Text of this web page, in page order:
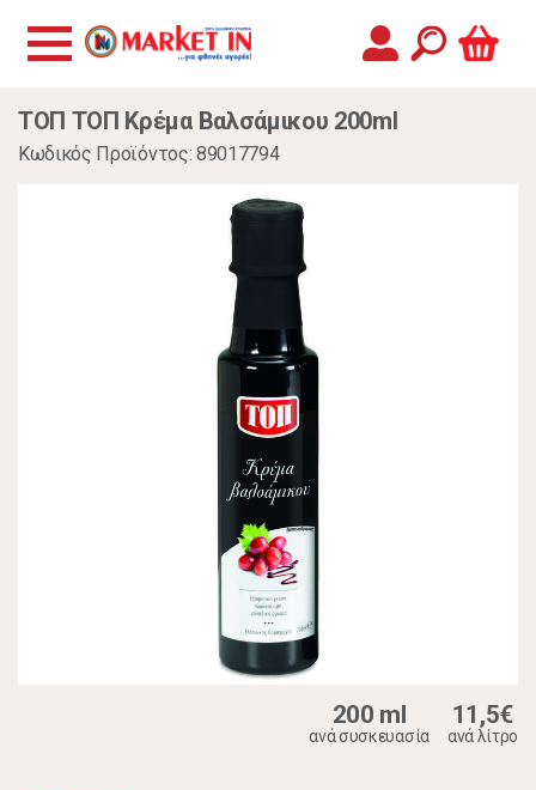
ΤΟΠ ΤΟΠ Κρέμα Βαλσάμικου 200ml
Κωδικός Προϊόντος: 89017794
200 ml
ανά συσκευασία
11,5€
ανά λίτρο